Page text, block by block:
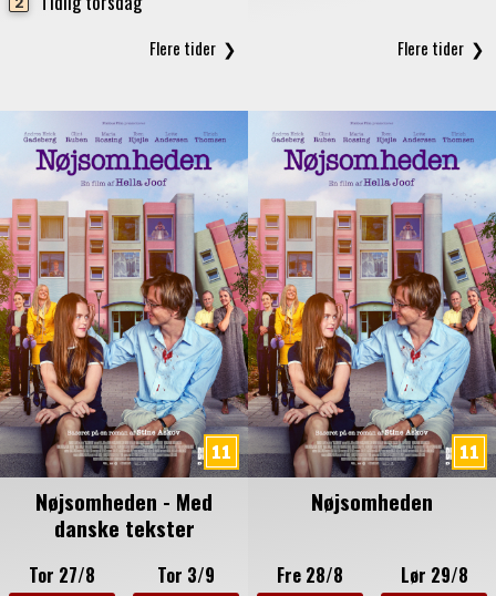
Nøjsomheden - Med
danske tekster
Tor 27/8
Tor 3/9
Nøjsomheden
Fre 28/8
Lør 29/8